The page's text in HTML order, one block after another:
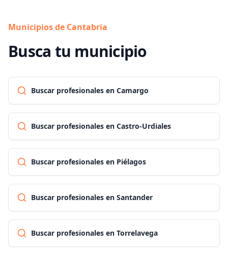
Municipios de Cantabria
Busca tu municipio
Buscar profesionales en Camargo
Buscar profesionales en Castro-Urdiales
Buscar profesionales en Piélagos
Buscar profesionales en Santander
Buscar profesionales en Torrelavega